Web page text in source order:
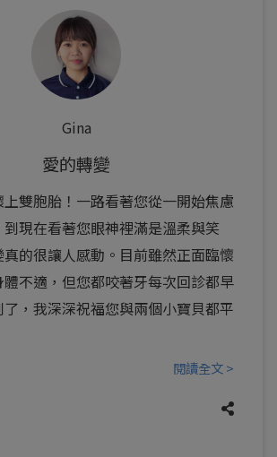
Gina
愛的轉變
雙胞胎！一路看著您從一開始焦慮
現在看著您眼神裡滿是溫柔與笑
的很讓人感動。目前雖然正面臨懷
不適，但您都咬著牙每次回診都早
，我深深祝福您與兩個小寶貝都平
閱讀全文 >